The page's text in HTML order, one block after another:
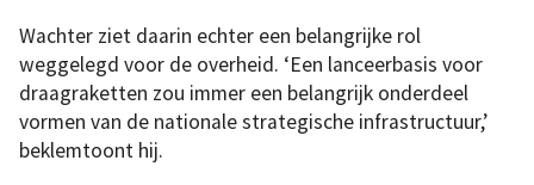
Wachter ziet daarin echter een belangrijke rol
weggelegd voor de overheid. ‘Een lanceerbasis voor
draagraketten zou immer een belangrijk onderdeel
vormen van de nationale strategische infrastructuur,’
beklemtoont hij.